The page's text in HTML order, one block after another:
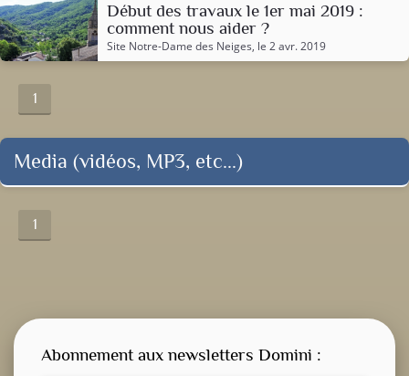
Début des travaux le 1er mai 2019 :
comment nous aider ?
Site Notre-Dame des Neiges, le 2 avr. 2019
1
Media (vidéos, MP3, etc...)
1
Abonnement aux newsletters Domini :